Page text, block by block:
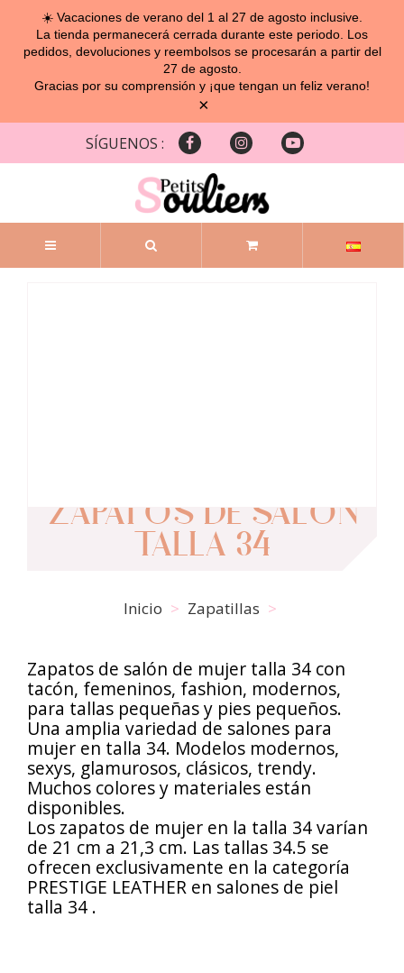
☀️ Vacaciones de verano del 1 al 27 de agosto inclusive.
La tienda permanecerá cerrada durante este periodo. Los
pedidos, devoluciones y reembolsos se procesarán a partir del
27 de agosto.
Gracias por su comprensión y ¡que tengan un feliz verano!
×
SÍGUENOS :
ZAPATOS DE SALÓN
TALLA 34
Inicio Zapatillas
Zapatos de salón de mujer talla 34 con
tacón, femeninos, fashion, modernos,
para tallas pequeñas y pies pequeños.
Una amplia variedad de salones para
mujer en talla 34. Modelos modernos,
sexys, glamurosos, clásicos, trendy.
Muchos colores y materiales están
disponibles.
Los zapatos de mujer en la talla 34 varían
de 21 cm a 21,3 cm. Las tallas 34.5 se
ofrecen exclusivamente en la categoría
PRESTIGE LEATHER en salones de piel
talla 34 .